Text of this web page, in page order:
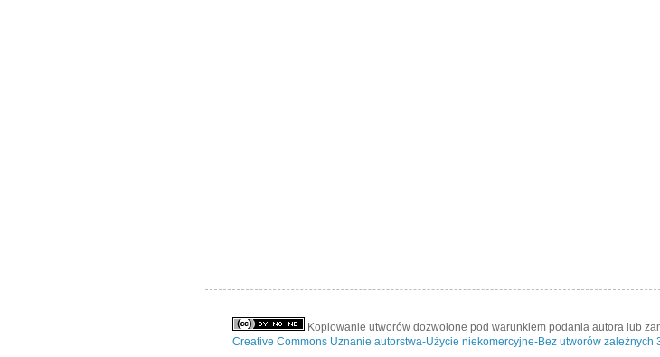
Kopiowanie utworów dozwolone pod warunkiem podania autora lub
Creative Commons Uznanie autorstwa-Użycie niekomercyjne-Bez utworów zależnych